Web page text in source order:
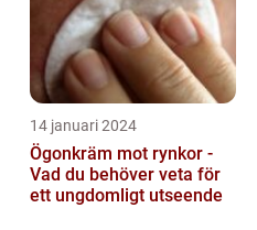
14 januari 2024
Ögonkräm mot rynkor -
Vad du behöver veta för
ett ungdomligt utseende